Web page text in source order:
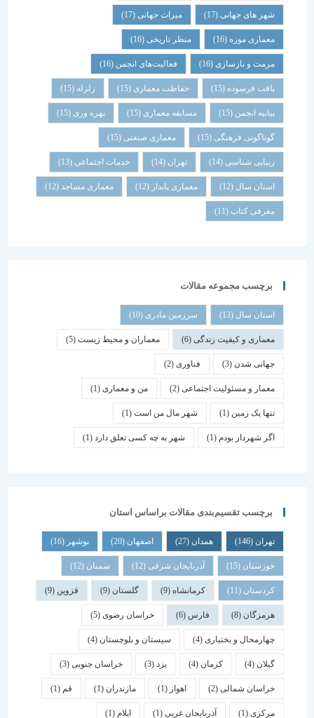
شهر های جهانی(17) میراث جهانی(17)
معماری موزه(16) منظر تاریخی (16)
مرمت و بازسازی(16) فعالیت‌های انجمن(16)
بافت فرسوده (15) حفاظت معماری (15) زلزله
بیانیه انجمن(15) مسابقه معماری (15) بهره وری(15)
گوناگونی فرهنگی (15) معماری صنعتی(15)
زیبایی شناسی (14) تهران خدمات اجتماعی (13)
استان سال(12) معماری پایدار (12) معماری مساجد(12)
معرفی کتاب(11)
برچسب مجموعه مقالات
استان سال(13) سرزمین مادری(10)
معماری و کیفیت زندگی(6) معماران و محیط زیست(5)
جهانی شدن(3) فناوری (2)
معمار و مسئولیت اجتماعی (2) من و معماری (1)
تنها یک زمین(1) شهر مال من است(1)
اگر شهردار بودم (1) شهر به چه کسی تعلق دارد(1)
برچسب تقسیم‌بندی مقالات براساس استان
همدان اصفهان (20) بوشهر
خوزستان(15) آذربایجان شرقی(12) سمنان (12)
کردستان(11) کرمانشاه(9) گلستان (9) قزوین
هرمزگان(8) فارس خراسان رضوی(5)
چهارمحال و بختیاری (4) سیستان و بلوچستان(4)
کرمان یزد خراسان جنوبی(3)
خراسان شمالی(2) اهواز مازندران(1) قم
(1) آذربایجان غربی(1) ایلام